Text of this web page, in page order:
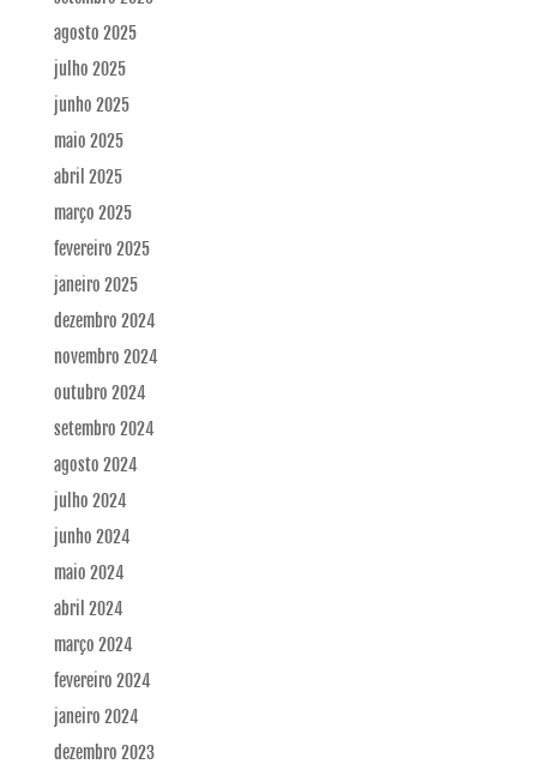
agosto 2025
julho 2025
junho 2025
maio 2025
abril 2025
março 2025
fevereiro 2025
janeiro 2025
dezembro 2024
novembro 2024
outubro 2024
setembro 2024
agosto 2024
julho 2024
junho 2024
maio 2024
abril 2024
março 2024
fevereiro 2024
janeiro 2024
dezembro 2023